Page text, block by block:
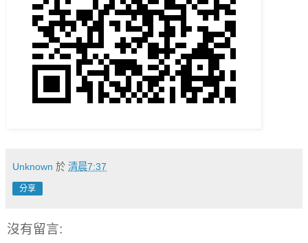
Unknown 於 清晨7:37
分享
沒有留言: